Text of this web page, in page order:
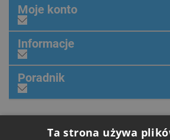
Moje konto
Informacje
Poradnik
Ta strona używa